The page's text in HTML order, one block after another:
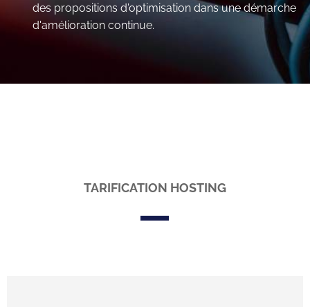
des propositions d'optimisation dans une démarche
d'amélioration continue.
TARIFICATION HOSTING